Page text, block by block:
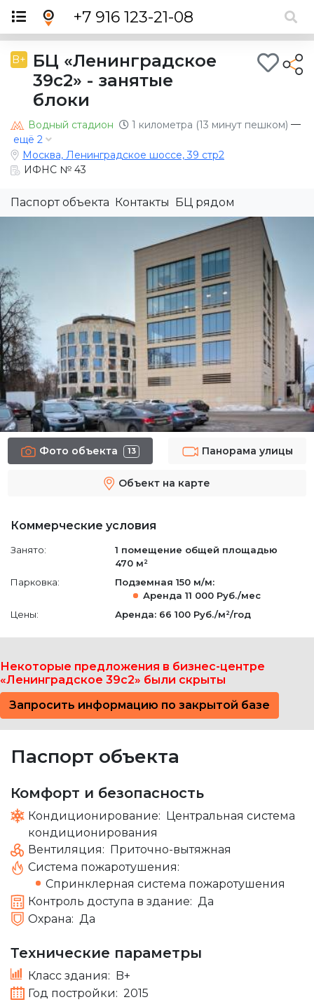
+7 916 123-21-08
B+
БЦ «Ленинградское
39с2» - занятые
блоки
Водный стадион 1 километра (13 минут пешком) —
ещё 2
Москва, Ленинградское шоссе, 39 стр2
ИФНС № 43
Паспорт объекта Контакты БЦ рядом
Фото объекта 13 Панорама улицы
Объект на карте
Коммерческие условия
Занято: 1 помещение общей площадью
470 м²
Парковка:
Подземная 150 м/м:
Аренда 11 000 Руб./мес
Цены:
Аренда: 66 100 Руб./м²/год
Некоторые предложения в бизнес-центре
«Ленинградское 39с2» были скрыты
Запросить информацию по закрытой базе
Паспорт объекта
Комфорт и безопасность
Кондиционирование: Центральная система
кондиционирования
Вентиляция:
Приточно-вытяжная
Система пожаротушения:
Спринклерная система пожаротушения
Контроль доступа в здание: Да
Охрана: Да
Технические параметры
Класс здания: B+
Год постройки: 2015